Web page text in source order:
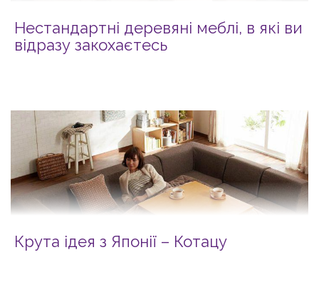
Нестандартні деревяні меблі, в які ви
відразу закохаєтесь
Крута ідея з Японії – Котацу